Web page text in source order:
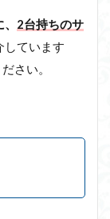
2台持ちのサ
しています
さい。